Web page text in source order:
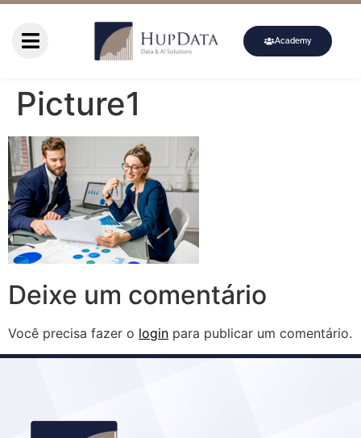
Academy
Picture1
Deixe um comentário
Você precisa fazer o login para publicar um comentário.